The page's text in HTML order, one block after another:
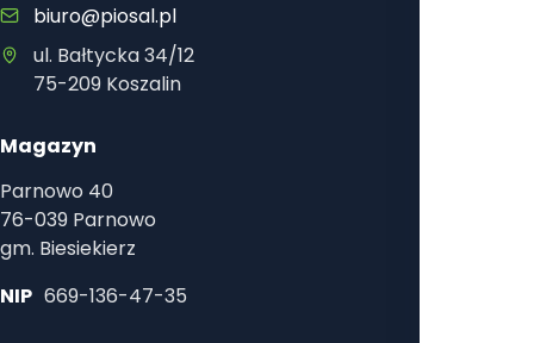
biuro@piosal.pl
ul. Bałtycka 34/12
75-209 Koszalin
Magazyn
Parnowo 40
76-039 Parnowo
gm. Biesiekierz
NIP 669-136-47-35